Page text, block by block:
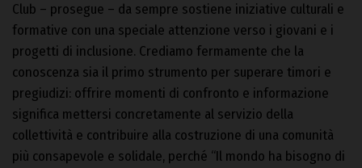
Club – prosegue – da sempre sostiene iniziative culturali e
formative con una speciale attenzione verso i giovani e i
progetti di inclusione. Crediamo fermamente che la
conoscenza sia il primo strumento per superare timori e
pregiudizi: offrire momenti di confronto e informazione
significa mettersi concretamente al servizio della
collettività e contribuire alla costruzione di una comunità
più consapevole e solidale, perché “Il mondo ha bisogno di